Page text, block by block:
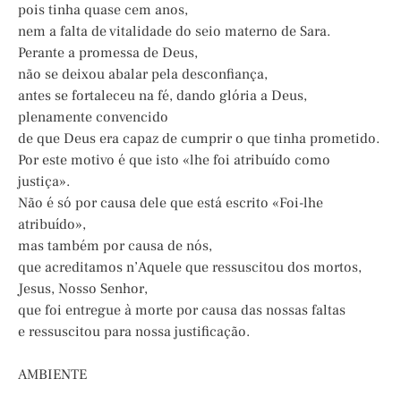
pois tinha quase cem anos,
nem a falta de vitalidade do seio materno de Sara.
Perante a promessa de Deus,
não se deixou abalar pela desconfiança,
antes se fortaleceu na fé, dando glória a Deus,
plenamente convencido
de que Deus era capaz de cumprir o que tinha prometido.
Por este motivo é que isto «lhe foi atribuído como
justiça».
Não é só por causa dele que está escrito «Foi-lhe
atribuído»,
mas também por causa de nós,
que acreditamos n’Aquele que ressuscitou dos mortos,
Jesus, Nosso Senhor,
que foi entregue à morte por causa das nossas faltas
e ressuscitou para nossa justificação.
AMBIENTE